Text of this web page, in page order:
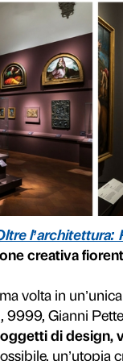
tra
come
di
nel
fiorentina
,
uno dei